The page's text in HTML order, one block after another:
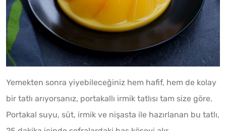
Yemekten sonra yiyebileceğiniz hem hafif, hem de kolay
bir tatlı arıyorsanız, portakallı irmik tatlısı tam size göre.
Portakal suyu, süt, irmik ve nişasta ile hazırlanan bu tatlı,